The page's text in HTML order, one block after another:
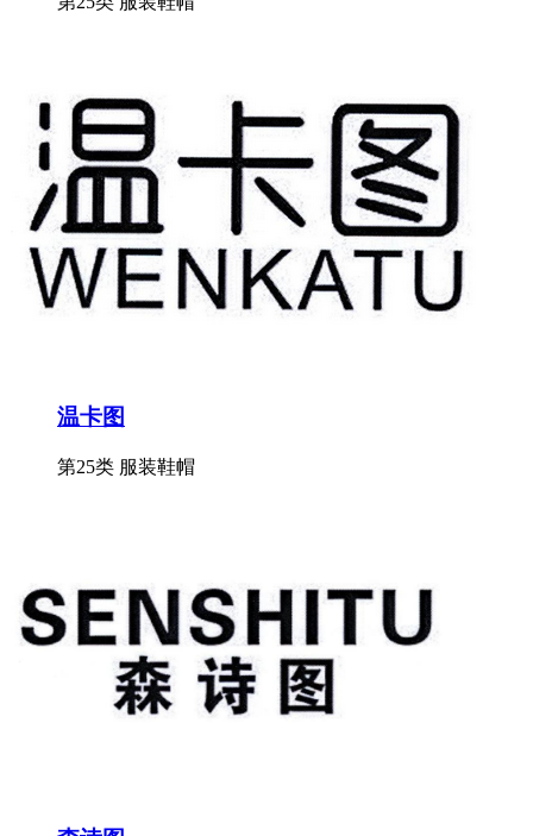
温卡图
第25类 服装鞋帽